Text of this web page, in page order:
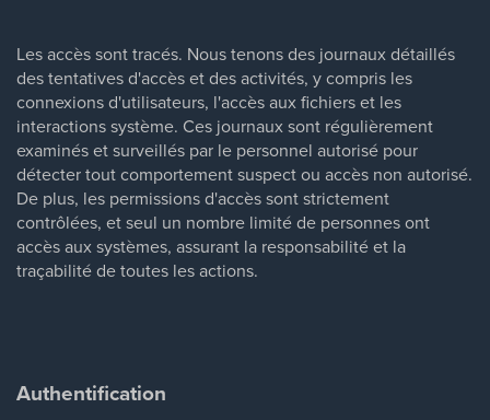
Les accès sont tracés. Nous tenons des journaux détaillés
des tentatives d'accès et des activités, y compris les
connexions d'utilisateurs, l'accès aux fichiers et les
interactions système. Ces journaux sont régulièrement
examinés et surveillés par le personnel autorisé pour
détecter tout comportement suspect ou accès non autorisé.
De plus, les permissions d'accès sont strictement
contrôlées, et seul un nombre limité de personnes ont
accès aux systèmes, assurant la responsabilité et la
traçabilité de toutes les actions.
Authentification